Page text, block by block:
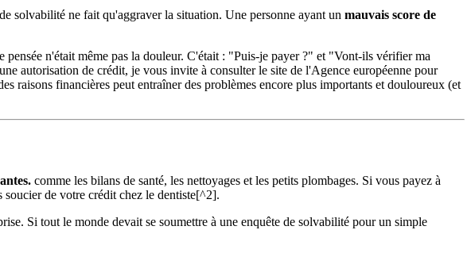
solvabilité ne fait qu'aggraver la situation. Une personne ayant un mauvais score de
pensée n'était même pas la douleur. C'était : "Puis-je payer ?" et "Vont-ils vérifier ma
autorisation de crédit, je vous invite à consulter le site de l'Agence européenne pour
raisons financières peut entraîner des problèmes encore plus importants et douloureux (et
comme les bilans de santé, les nettoyages et les petits plombages. Si vous payez à
soucier de votre crédit chez le dentiste[^2].
Si tout le monde devait se soumettre à une enquête de solvabilité pour un simple